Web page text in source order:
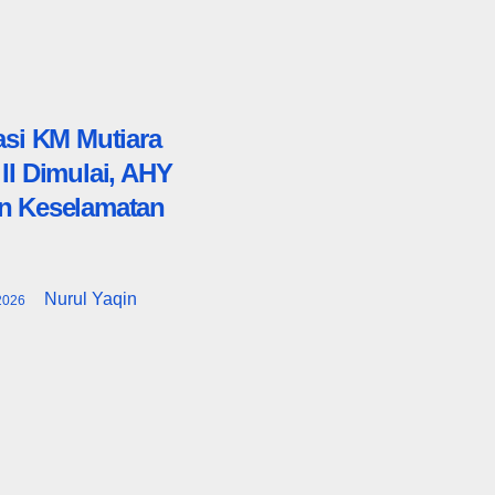
KM Mutiara
Dimulai, AHY
Keselamatan
Nurul Yaqin